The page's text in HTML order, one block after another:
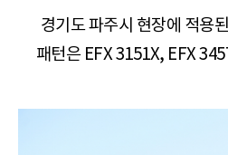
경기도 파주시 현장​​에 적용
패턴은 EFX 3151X, EFX